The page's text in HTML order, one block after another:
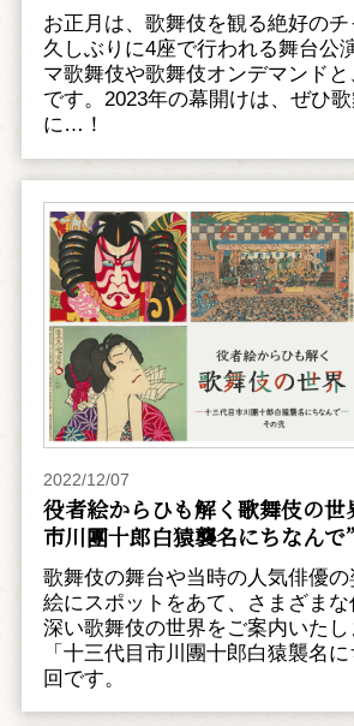
お正月は、歌舞伎を観る絶好の
久しぶりに4座で行われる舞台公
マ歌舞伎や歌舞伎オンデマンド
です。2023年の幕開けは、ぜひ
に…！
2022/12/07
役者絵からひも解く歌舞伎の
市川團十郎白猿襲名にちなん
歌舞伎の舞台や当時の人気俳優
絵にスポットをあて、さまざま
深い歌舞伎の世界をご案内いた
「十三代目市川團十郎白猿襲名
回です。